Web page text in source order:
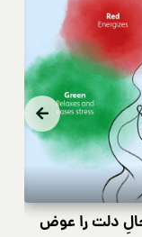
دلت را عوض